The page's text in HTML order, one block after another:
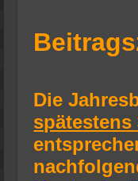
Die
spätestens